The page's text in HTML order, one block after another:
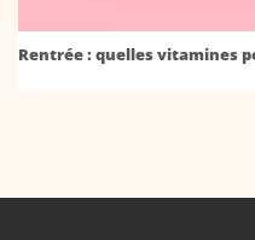
Rentrée : quelles vitamines